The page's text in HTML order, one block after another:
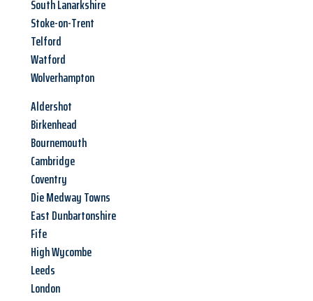
South Lanarkshire
Stoke-on-Trent
Telford
Watford
Wolverhampton
Aldershot
Birkenhead
Bournemouth
Cambridge
Coventry
Die Medway Towns
East Dunbartonshire
Fife
High Wycombe
Leeds
London